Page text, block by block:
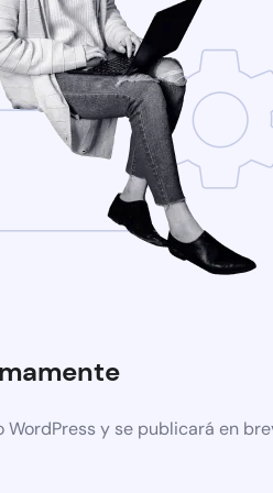
y se publicará en